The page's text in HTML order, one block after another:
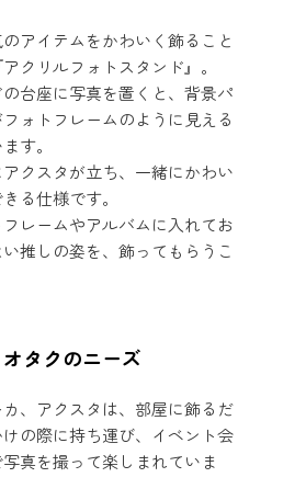
アイテムをかわいく飾ること
クリルフォトスタンド』。
台座に写真を置くと、背景パ
ォトフレームのように見える
す。
クスタが立ち、一緒にかわい
る仕様です。
レームやアルバムに入れてお
推しの姿を、飾ってもらうこ
タクのニーズ
、アクスタは、部屋に飾るだ
の際に持ち運び、イベント会
真を撮って楽しまれていま